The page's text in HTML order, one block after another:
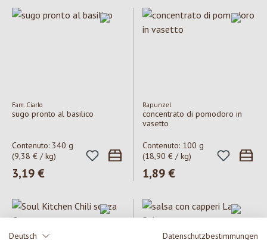
Deutsch Datenschutzbestimmungen
Fam. Ciarlo
sugo pronto al basilico
Contenuto: 340 g
(9,38 € / kg)
Prezzo normale:
3,19 €
Rapunzel
concentrato di pomodoro in
vasetto
Contenuto: 100 g
(18,90 € / kg)
Prezzo normale:
1,89 €